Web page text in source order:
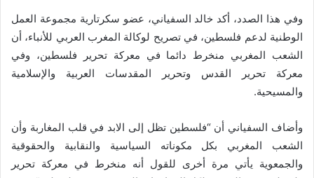
وفي هذا الصدد، أكد خالد السفياني، عضو سكرتارية مجموعة العمل
الوطنية لدعم فلسطين، في تصريح لوكالة المغرب العربي للأنباء، أن
الشعب المغربي منخرط دائما في معركة تحرير فلسطين، وفي
معركة تحرير القدس وتحرير المقدسات العربية والإسلامية
والمسيحية.
وأضاف السفياني أن “فلسطين تظل إلى الابد في قلب المغاربة وأن
الشعب المغربي بكل مكوناته السياسية والنقابية والحقوقية
والجمعوية يأتي مرة أخرى للقول أنه منخرط في معركة تحرير